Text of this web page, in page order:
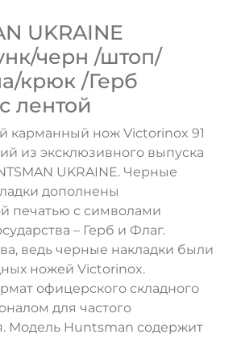
UKRAINE
черн /штоп/
крюк /Герб
лентой
карманный нож Victorinox 91
из эксклюзивного выпуска
UKRAINE. Черные
дополнены
печатью с символами
– Герб и Флаг.
ведь черные накладки были
ножей Victorinox.
офицерского складного
для частого
Модель Huntsman содержит